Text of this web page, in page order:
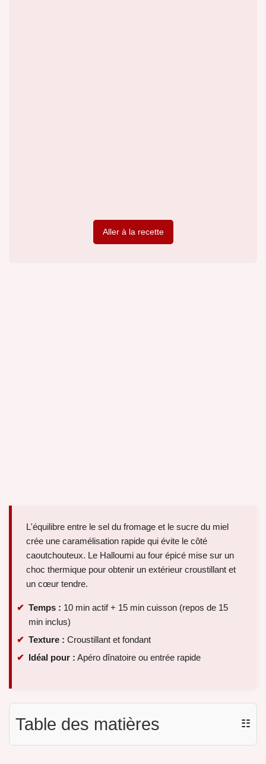
Aller à la recette
L'équilibre entre le sel du fromage et le sucre du miel
crée une caramélisation rapide qui évite le côté
caoutchouteux. Le Halloumi au four épicé mise sur un
choc thermique pour obtenir un extérieur croustillant et
un cœur tendre.
Temps : 10 min actif + 15 min cuisson (repos de 15
min inclus)
Texture : Croustillant et fondant
Idéal pour : Apéro dînatoire ou entrée rapide
Table des matières ☷